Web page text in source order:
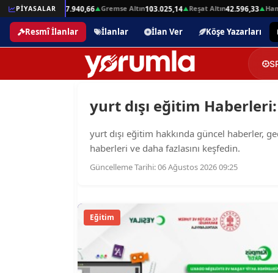
PİYASALAR
▲Beşli Altın207.940,66▲Gremse Altın103.025,14▲Reşat Altın42.596,33▲
Resmî İlanlar İlanlar İlan Ver Köşe Yazarları
yurt dışı eğitim
yurt dışı eğitim hakkında güncel haberler,
haberleri ve daha fazlasını keşfedin.
Güncelleme Tarihi: 06 Ağustos 2026 09:25
Eğitim